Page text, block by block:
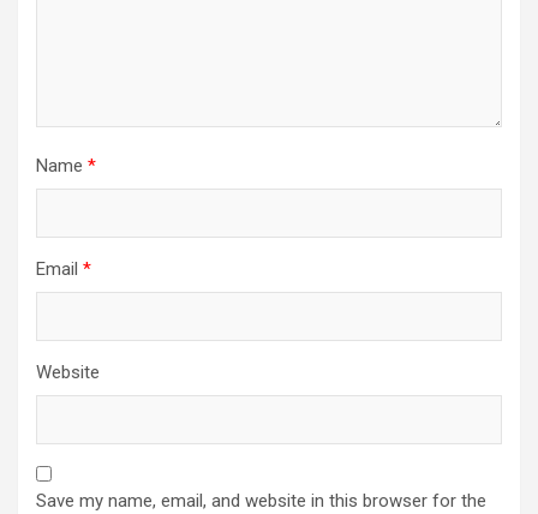
Name *
Email *
Website
Save my name, email, and website in this browser for the